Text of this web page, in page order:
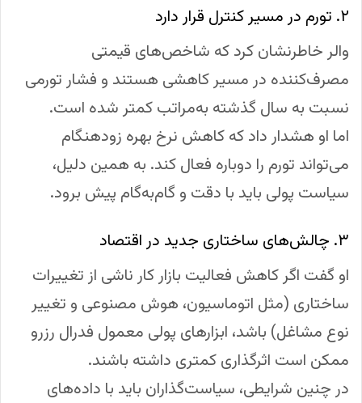
۲. تورم در مسیر کنترل قرار دارد
والر خاطرنشان کرد که شاخص‌های قیمتی
مصرف‌کننده در مسیر کاهشی هستند و فشار تورمی
نسبت به سال گذشته به‌مراتب کمتر شده است.
اما او هشدار داد که کاهش نرخ بهره زودهنگام
می‌تواند تورم را دوباره فعال کند. به همین دلیل،
سیاست پولی باید با دقت و گام‌به‌گام پیش برود.
۳. چالش‌های ساختاری جدید در اقتصاد
او گفت اگر کاهش فعالیت بازار کار ناشی از تغییرات
ساختاری (مثل اتوماسیون، هوش مصنوعی و تغییر
نوع مشاغل) باشد، ابزارهای پولی معمول فدرال رزرو
ممکن است اثرگذاری کمتری داشته باشند.
در چنین شرایطی، سیاست‌گذاران باید با داده‌های